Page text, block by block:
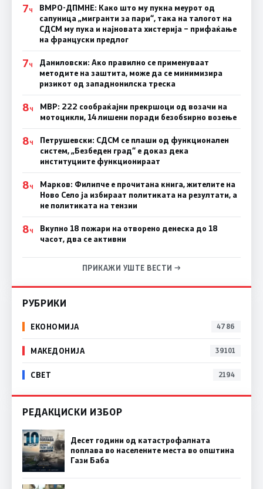
7Ч
ВМРО-ДПМНЕ: Како што му пукна меурот од
сапуница „мигранти за пари“, така на талогот на
СДСМ му пука и најновата хистерија – прифаќање
на француски предлог
7Ч
Даниловски: Ако правилно се применуваат
методите на заштита, може да се минимизира
ризикот од западнонилска треска
8Ч
МВР: 222 сообраќајни прекршоци од возачи на
мотоцикли, 14 лишени поради безобѕирно возење
8Ч
Петрушевски: СДСМ се плаши од функционален
систем, „Безбеден град“ е доказ дека
институциите функционираат
8Ч
Марков: Филипче е прочитана книга, жителите на
Ново Село ја избираат политиката на резултати, а
не политиката на тензии
8Ч
Вкупно 18 пожари на отворено денеска до 18
часот, два се активни
ПРИКАЖИ УШТЕ ВЕСТИ →
РУБРИКИ
ЕКОНОМИЈА 4786
МАКЕДОНИЈА 39101
СВЕТ 2194
РЕДАКЦИСКИ ИЗБОР
Десет години од катастрофалната
поплава во населените места во општина
Гази Баба